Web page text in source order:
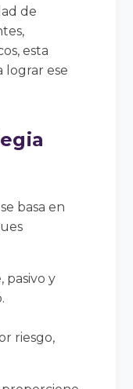
de
esta
lograr ese
se basa en
pasivo y
riesgo,